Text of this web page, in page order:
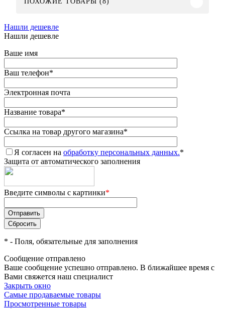
Нашли дешевле
Нашли дешевле
Ваше имя
Ваш телефон*
Электронная почта
Название товара*
Ссылка на товар другого магазина*
Я согласен на обработку персональных данных.*
Защита от автоматического заполнения
Введите символы с картинки*
* - Поля, обязательные для заполнения
Сообщение отправлено
Ваше сообщение успешно отправлено. В ближайшее время с
Вами свяжется наш специалист
Закрыть окно
Самые продаваемые товары
Просмотренные товары